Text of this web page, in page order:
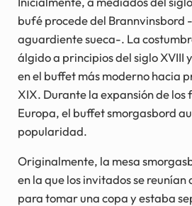
bufé procede del Brannvinsbord
aguardiente sueca-. La
álgido a principios del siglo XVIII
en el buffet más moderno hacia
XIX. Durante la expansión de
Europa, el buffet smorgasbord
popularidad.
Originalmente, la mesa
en la que los invitados se reunían
para tomar una copa y estaba